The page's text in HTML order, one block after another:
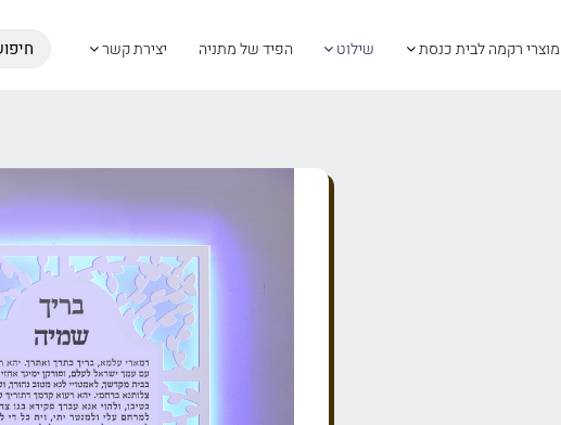
מוצרי רקמה לבית כנסת שילוט הפיד של מתניה יצירת קשר